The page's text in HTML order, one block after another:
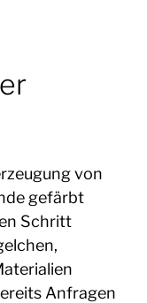
von
gefärbt
Schritt
Anfragen